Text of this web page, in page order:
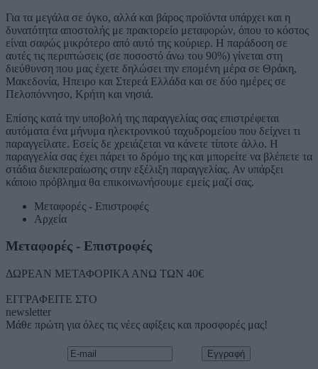
Για τα μεγάλα σε όγκο, αλλά και βάρος προϊόντα υπάρχει και η
δυνατότητα αποστολής με πρακτορείο μεταφορών, όπου το κόστος
είναι σαφώς μικρότερο από αυτό της κούριερ. Η παράδοση σε
αυτές τις περιπτώσεις (σε ποσοστό άνω του 90%) γίνεται στη
διεύθυνση που μας έχετε δηλώσει την επομένη μέρα σε Θράκη,
Μακεδονία, Ηπειρο και Στερεά Ελλάδα και σε δύο ημέρες σε
Πελοπόννησο, Κρήτη και νησιά.
Επίσης κατά την υποβολή της παραγγελίας σας επιστρέφεται
αυτόματα ένα μήνυμα ηλεκτρονικού ταχυδρομείου που δείχνει τι
παραγγείλατε. Εσείς δε χρειάζεται να κάνετε τίποτε άλλο. Η
παραγγελία σας έχει πάρει το δρόμο της και μπορείτε να βλέπετε τα
στάδια διεκπεραίωσης στην εξέλιξη παραγγελίας. Αν υπάρξει
κάποιο πρόβλημα θα επικοινωνήσουμε εμείς μαζί σας.
Μεταφορές - Επιστροφές
Αρχεία
Μεταφορές - Επιστροφές
ΔΩΡΕΑΝ ΜΕΤΑΦΟΡΙΚΑ ΑΝΩ ΤΩΝ 40€
ΕΓΓΡΑΦΕΙΤΕ ΣΤΟ
newsletter
Μάθε πρώτη για όλες τις νέες αφίξεις και προσφορές μας!